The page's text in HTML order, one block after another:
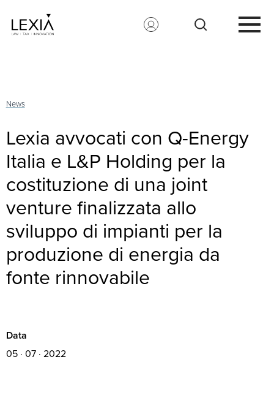
News
Lexia avvocati con Q-Energy
Italia e L&P Holding per la
costituzione di una joint
venture finalizzata allo
sviluppo di impianti per la
produzione di energia da
fonte rinnovabile
Data
05 · 07 · 2022